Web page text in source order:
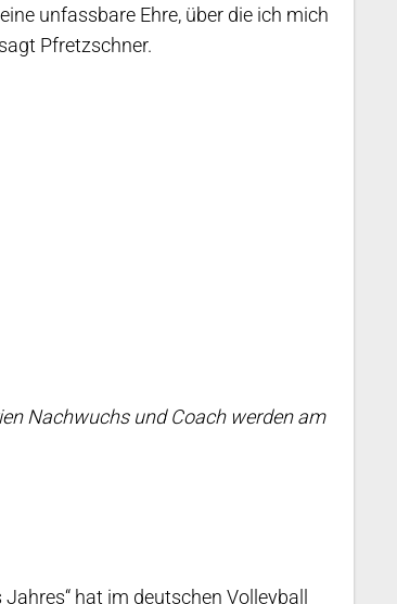
unfassbare Ehre, über die ich mich
Pfretzschner.
Nachwuchs und Coach werden am
hat im deutschen Volleyball